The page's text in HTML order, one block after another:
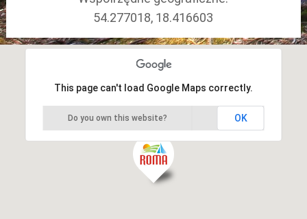
54.277018, 18.416603
This page can't load Google Maps correctly.
Do you own this website? OK